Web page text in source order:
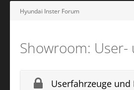
Hyundai Inster Forum
Showroom:
Userfahrzeuge und